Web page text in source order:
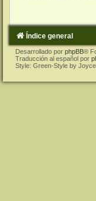
Índice general
Desarrollado por phpBB®
Traducción al español por
Style: Green-Style by